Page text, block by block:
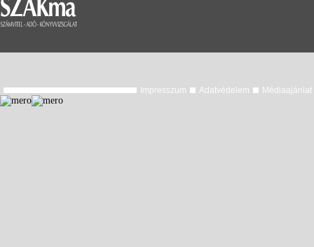
Impresszum Adatvédelem Médiaajánlat